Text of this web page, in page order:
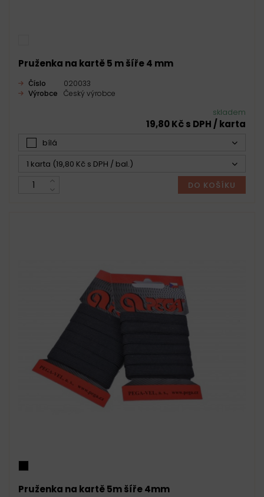
Pruženka na kartě 5 m šíře 4 mm
Číslo
020033
Výrobce
Český výrobce
skladem
19,80 Kč s DPH / karta
bílá
1 karta (19,80 Kč s DPH / bal.)
DO KOŠÍKU
Pruženka na kartě 5m šíře 4mm